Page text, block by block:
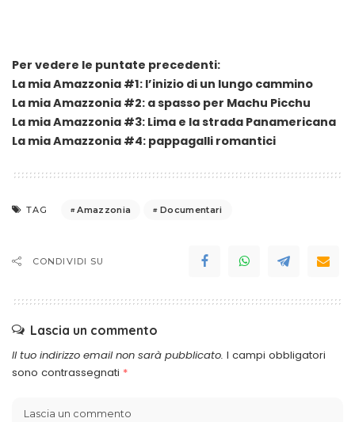
Per vedere le puntate precedenti:
La mia Amazzonia #1: l’inizio di un lungo cammino
La mia Amazzonia #2: a spasso per Machu Picchu
La mia Amazzonia #3: Lima e la strada Panamericana
La mia Amazzonia #4: pappagalli romantici
TAG Amazzonia Documentari
CONDIVIDI SU
Lascia un commento
Il tuo indirizzo email non sarà pubblicato. I campi obbligatori
sono contrassegnati *